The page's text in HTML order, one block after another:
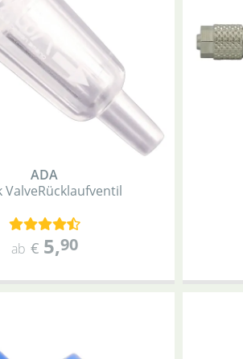
ADA
ValveRücklaufventil
ab € 5,90